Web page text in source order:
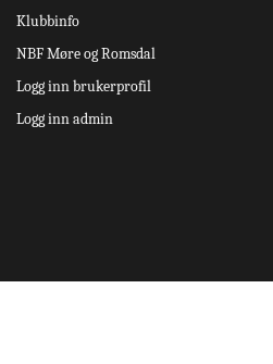
Klubbinfo
NBF Møre og Romsdal
Logg inn brukerprofil
Logg inn admin